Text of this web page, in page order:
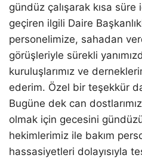
gündüz çalışarak kısa
geçiren ilgili Daire
personelimize, sahadan
görüşleriyle sürekli
kuruluşlarımız ve
ederim. Özel bir teşekkür
Bugüne dek can
olmak için gecesini
hekimlerimiz ile bakım
hassasiyetleri dolayısıyla